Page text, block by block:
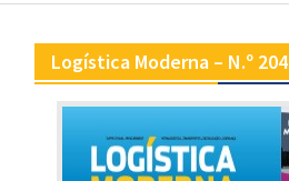
Logística Moderna – N.º 204